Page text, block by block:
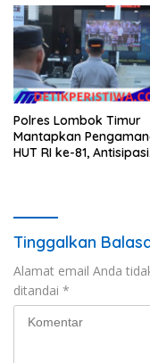
Polres Lombok Timur
Mantapkan
HUT RI ke-81, Antisipasi
Tinggalkan
Alamat email Anda
ditandai *